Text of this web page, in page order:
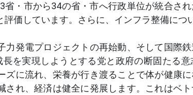
省・市から34の省・市へ行政単位が統合さ
価しています。さらに、インフラ整備につ
力発電プロジェクトの再始動、そして国際
長を実現しようとする党と政府の断固たる
ズに流れ、栄養が行き渡ることで体が健康
され、経済は健全に発展します。これはベ